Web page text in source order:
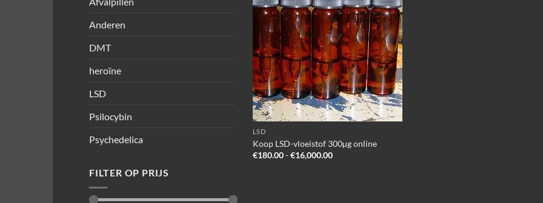
Anderen
DMT
heroïne
LSD
Psilocybin
Psychedelica
FILTER OP PRIJS
LSD
Koop LSD-vloeistof 300µg online
€180.00-€16,000.00Prijsklasse: